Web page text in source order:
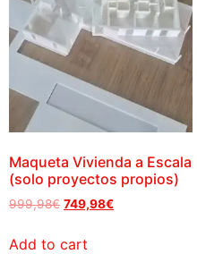
Maqueta Vivienda a Escala
(solo proyectos propios)
999,98€ 749,98€
Add to cart